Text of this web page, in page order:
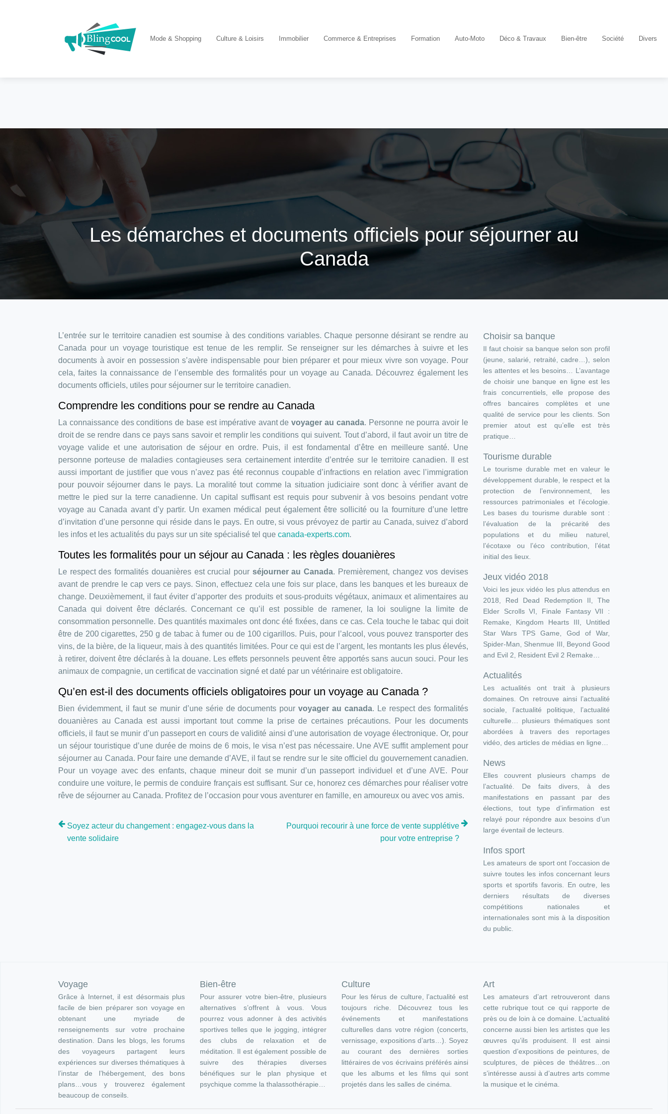
Mode & Shopping Culture & Loisirs Immobilier Commerce & Entreprises Formation Auto-Moto Déco & Travaux Bien-être Société Divers
Les démarches et documents officiels pour séjourner au
Canada
L’entrée sur le territoire canadien est soumise à des conditions variables. Chaque personne désirant se rendre au
Canada pour un voyage touristique est tenue de les remplir. Se renseigner sur les démarches à suivre et les
documents à avoir en possession s’avère indispensable pour bien préparer et pour mieux vivre son voyage. Pour
cela, faites la connaissance de l’ensemble des formalités pour un voyage au Canada. Découvrez également les
documents officiels, utiles pour séjourner sur le territoire canadien.
Comprendre les conditions pour se rendre au Canada
La connaissance des conditions de base est impérative avant devoyager au canada. Personne ne pourra avoir le
droit de se rendre dans ce pays sans savoir et remplir les conditions qui suivent. Tout d’abord, il faut avoir un titre de
voyage valide et une autorisation de séjour en ordre. Puis, il est fondamental d’être en meilleure santé. Une
personne porteuse de maladies contagieuses sera certainement interdite d’entrée sur le territoire canadien. Il est
aussi important de justifier que vous n’avez pas été reconnus coupable d’infractions en relation avec l’immigration
pour pouvoir séjourner dans le pays. La moralité tout comme la situation judiciaire sont donc à vérifier avant de
mettre le pied sur la terre canadienne. Un capital suffisant est requis pour subvenir à vos besoins pendant votre
voyage au Canada avant d’y partir. Un examen médical peut également être sollicité ou la fourniture d’une lettre
d’invitation d’une personne qui réside dans le pays. En outre, si vous prévoyez de partir au Canada, suivez d’abord
les infos et les actualités du pays sur un site spécialisé tel que canada-experts.com.
Toutes les formalités pour un séjour au Canada : les règles douanières
Le respect des formalités douanières est crucial pour séjourner au Canada. Premièrement, changez vos devises
avant de prendre le cap vers ce pays. Sinon, effectuez cela une fois sur place, dans les banques et les bureaux de
change. Deuxièmement, il faut éviter d’apporter des produits et sous-produits végétaux, animaux et alimentaires au
Canada qui doivent être déclarés. Concernant ce qu’il est possible de ramener, la loi souligne la limite de
consommation personnelle. Des quantités maximales ont donc été fixées, dans ce cas. Cela touche le tabac qui doit
être de 200 cigarettes, 250 g de tabac à fumer ou de 100 cigarillos. Puis, pour l’alcool, vous pouvez transporter des
vins, de la bière, de la liqueur, mais à des quantités limitées. Pour ce qui est de l’argent, les montants les plus élevés,
à retirer, doivent être déclarés à la douane. Les effets personnels peuvent être apportés sans aucun souci. Pour les
animaux de compagnie, un certificat de vaccination signé et daté par un vétérinaire est obligatoire.
Qu’en est-il des documents officiels obligatoires pour un voyage au Canada ?
Bien évidemment, il faut se munir d’une série de documents pourvoyager au canada. Le respect des formalités
douanières au Canada est aussi important tout comme la prise de certaines précautions. Pour les documents
officiels, il faut se munir d’un passeport en cours de validité ainsi d’une autorisation de voyage électronique. Or, pour
un séjour touristique d’une durée de moins de 6 mois, le visa n’est pas nécessaire. Une AVE suffit amplement pour
séjourner au Canada. Pour faire une demande d’AVE, il faut se rendre sur le site officiel du gouvernement canadien.
Pour un voyage avec des enfants, chaque mineur doit se munir d’un passeport individuel et d’une AVE. Pour
conduire une voiture, le permis de conduire français est suffisant. Sur ce, honorez ces démarches pour réaliser votre
rêve de séjourner au Canada. Profitez de l’occasion pour vous aventurer en famille, en amoureux ou avec vos amis.
Soyez acteur du changement : engagez-vous dans la
vente solidaire
Pourquoi recourir à une force de vente supplétive
pour votre entreprise ?
Choisir sa banque
Il faut choisir sa banque selon son profil
(jeune, salarié, retraité, cadre…), selon
les attentes et les besoins… L’avantage
de choisir une banque en ligne est les
frais concurrentiels, elle propose des
offres bancaires complètes et une
qualité de service pour les clients. Son
premier atout est qu’elle est très
pratique…
Tourisme durable
Le tourisme durable met en valeur le
développement durable, le respect et la
protection de l’environnement, les
ressources patrimoniales et l’écologie.
Les bases du tourisme durable sont :
l’évaluation de la précarité des
populations et du milieu naturel,
l’écotaxe ou l’éco contribution, l’état
initial des lieux.
Jeux vidéo 2018
Voici les jeux vidéo les plus attendus en
2018, Red Dead Redemption II, The
Elder Scrolls VI, Finale Fantasy VII :
Remake, Kingdom Hearts III, Untitled
Star Wars TPS Game, God of War,
Spider-Man, Shenmue III, Beyond Good
and Evil 2, Resident Evil 2 Remake…
Actualités
Les actualités ont trait à plusieurs
domaines. On retrouve ainsi l’actualité
sociale, l’actualité politique, l’actualité
culturelle… plusieurs thématiques sont
abordées à travers des reportages
vidéo, des articles de médias en ligne…
News
Elles couvrent plusieurs champs de
l’actualité. De faits divers, à des
manifestations en passant par des
élections, tout type d’infirmation est
relayé pour répondre aux besoins d’un
large éventail de lecteurs.
Infos sport
Les amateurs de sport ont l’occasion de
suivre toutes les infos concernant leurs
sports et sportifs favoris. En outre, les
derniers résultats de diverses
compétitions nationales et
internationales sont mis à la disposition
du public.
Voyage
Grâce à Internet, il est désormais plus
facile de bien préparer son voyage en
obtenant une myriade de
renseignements sur votre prochaine
destination. Dans les blogs, les forums
des voyageurs partagent leurs
expériences sur diverses thématiques à
l’instar de l’hébergement, des bons
plans…vous y trouverez également
beaucoup de conseils.
Bien-être
Pour assurer votre bien-être, plusieurs
alternatives s’offrent à vous. Vous
pourrez vous adonner à des activités
sportives telles que le jogging, intégrer
des clubs de relaxation et de
méditation. Il est également possible de
suivre des thérapies diverses
bénéfiques sur le plan physique et
psychique comme la thalassothérapie…
Culture
Pour les férus de culture, l’actualité est
toujours riche. Découvrez tous les
événements et manifestations
culturelles dans votre région (concerts,
vernissage, expositions d’arts…). Soyez
au courant des dernières sorties
littéraires de vos écrivains préférés ainsi
que les albums et les films qui sont
projetés dans les salles de cinéma.
Art
Les amateurs d’art retrouveront dans
cette rubrique tout ce qui rapporte de
près ou de loin à ce domaine. L’actualité
concerne aussi bien les artistes que les
œuvres qu’ils produisent. Il est ainsi
question d’expositions de peintures, de
sculptures, de pièces de théâtres…on
s’intéresse aussi à d’autres arts comme
la musique et le cinéma.